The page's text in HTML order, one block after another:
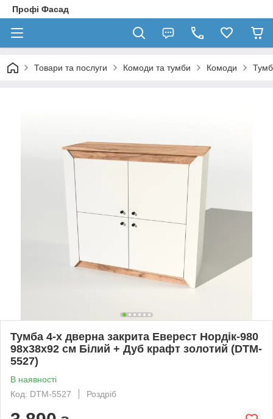
Профі Фасад
Товари та послуги Комоди та тумби Комоди
Тумба 4-х дверна закрита Еверест Нордік-980
98х38х92 см Білий + Дуб крафт золотий (DTM-
5527)
В наявності
Код: DTM-5527
Роздріб